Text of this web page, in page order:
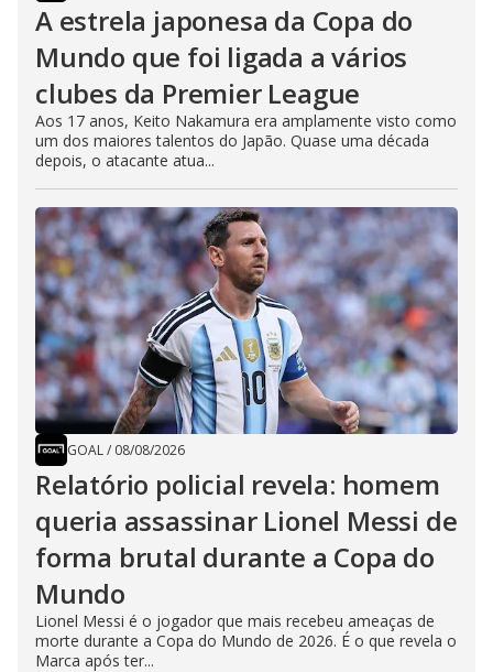
A estrela japonesa da Copa do
Mundo que foi ligada a vários
clubes da Premier League
Aos 17 anos, Keito Nakamura era amplamente visto como
um dos maiores talentos do Japão. Quase uma década
depois, o atacante atua...
GOAL/ 08/08/2026
Relatório policial revela: homem
queria assassinar Lionel Messi de
forma brutal durante a Copa do
Mundo
Lionel Messi é o jogador que mais recebeu ameaças de
morte durante a Copa do Mundo de 2026. É o que revela o
Marca após ter...